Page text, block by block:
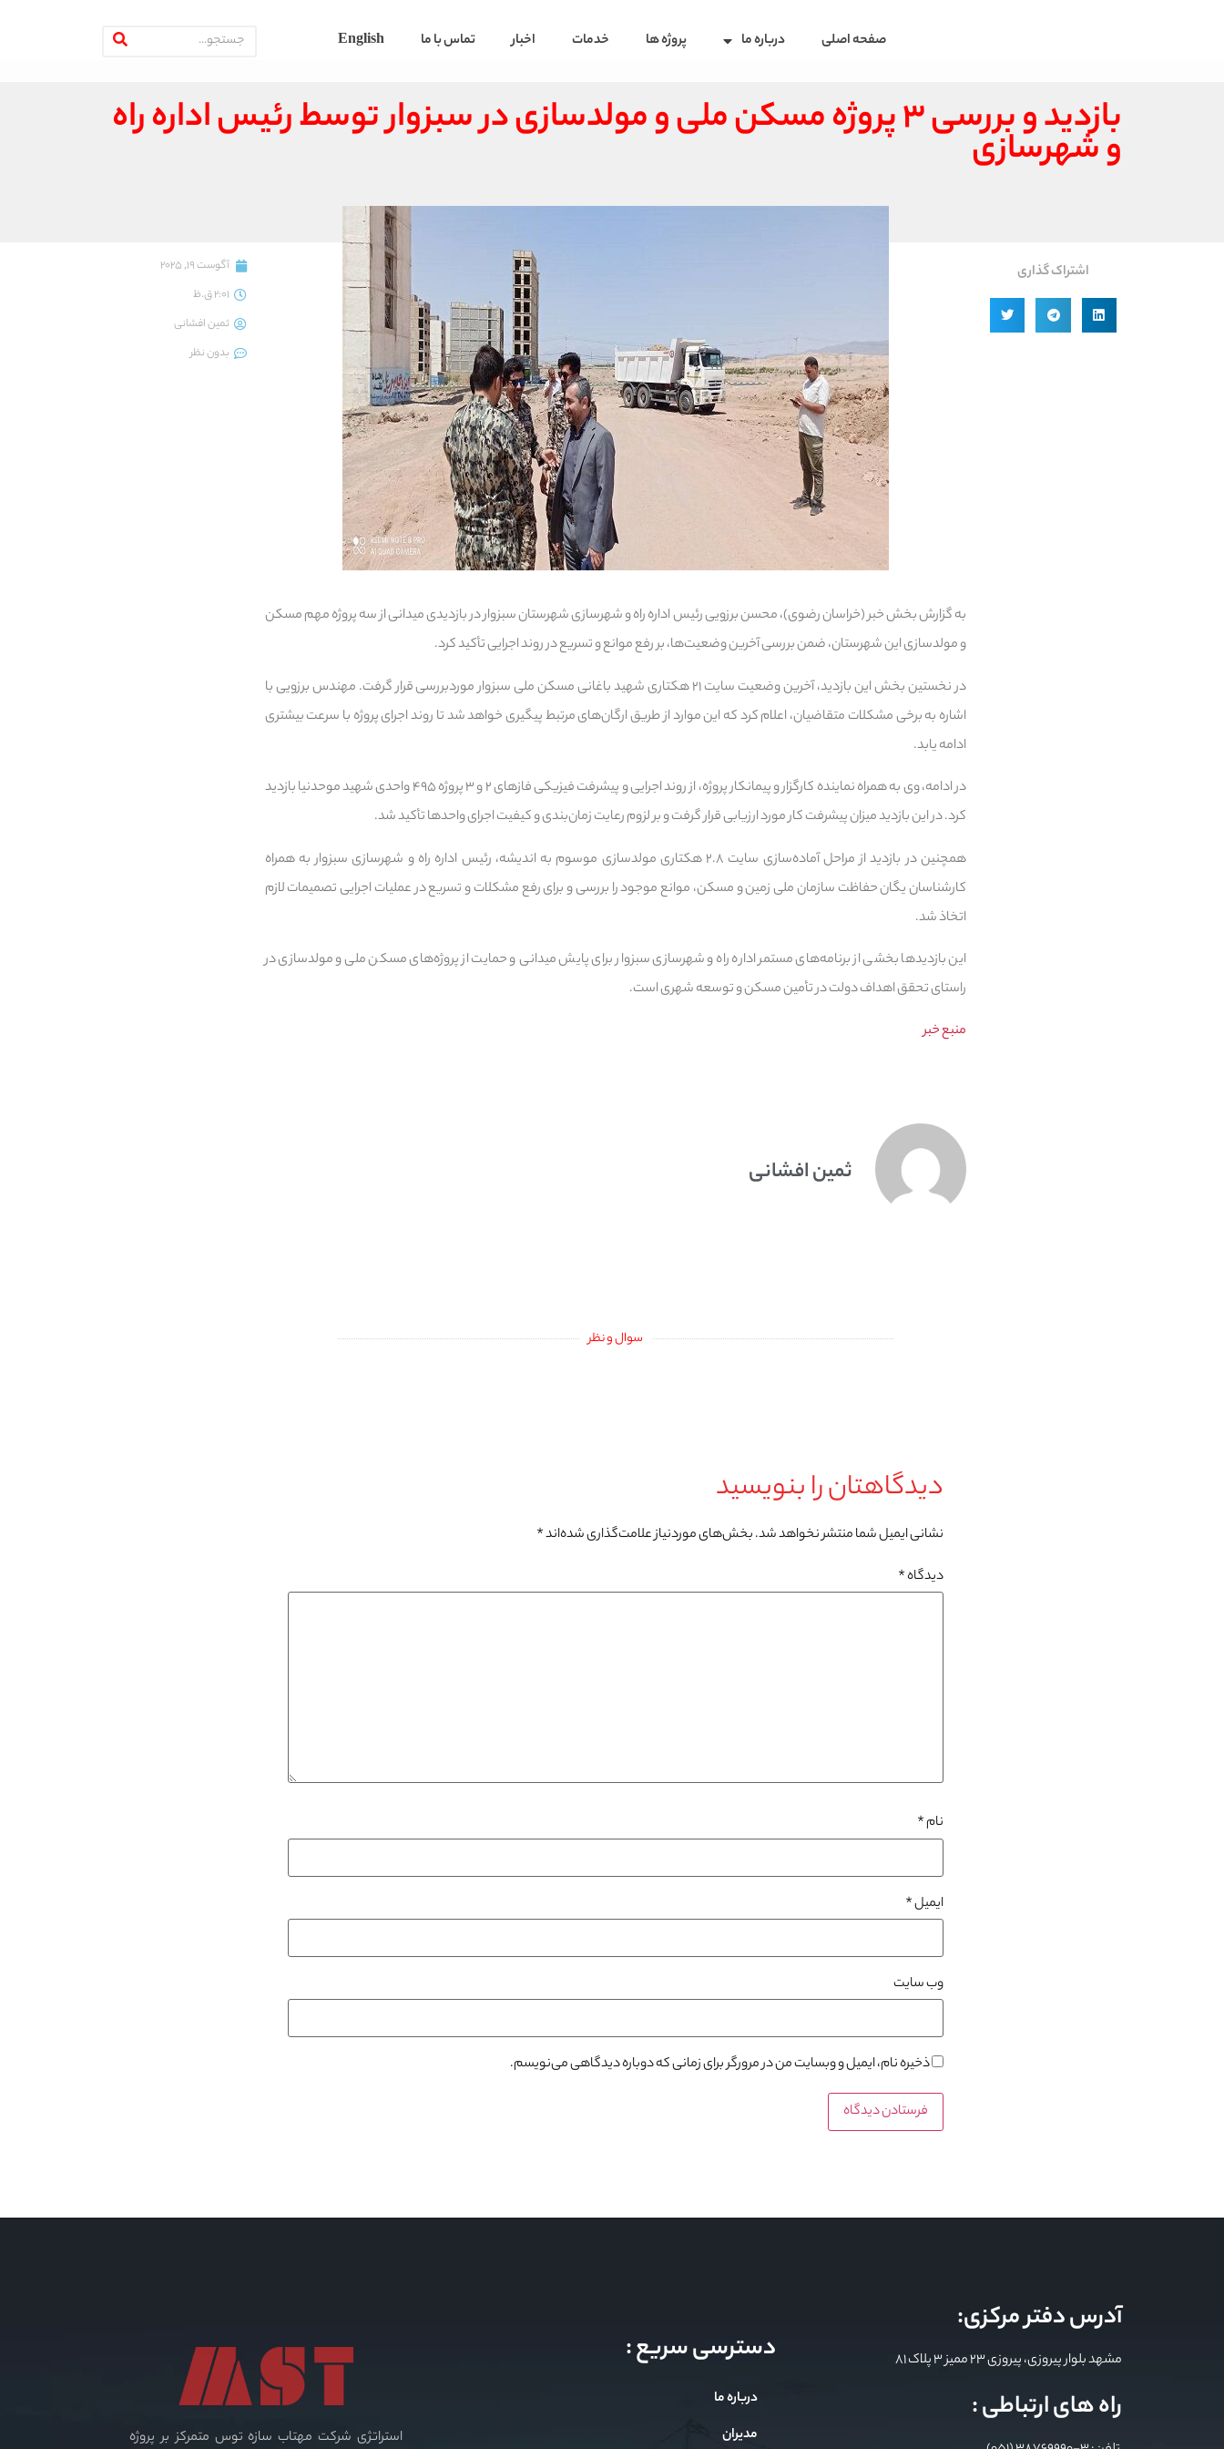
صفحه اصلی درباره ما پروژه ها خدمات اخبار تماس با ما English
بازدید و بررسی ۳ پروژه مسکن ملی و مولدسازی در سبزوار توسط رئیس اداره راه
و شهرسازی
اشتراک گذاری
به گزارش بخش خبر (خراسان رضوی)، محسن برزویی رئیس اداره راه و شهرسازی شهرستان سبزوار در بازدیدی میدانی از سه پروژه مهم مسکن
و مولدسازی این شهرستان، ضمن بررسی آخرین وضعیت‌ها، بر رفع موانع و تسریع در روند اجرایی تأکید کرد.
در نخستین بخش این بازدید، آخرین وضعیت سایت ۲۱ هکتاری شهید باغانی مسکن ملی سبزوار موردبررسی قرار گرفت. مهندس برزویی با
اشاره به برخی مشکلات متقاضیان، اعلام کرد که این موارد از طریق ارگان‌های مرتبط پیگیری خواهد شد تا روند اجرای پروژه با سرعت بیشتری
ادامه یابد.
در ادامه، وی به همراه نماینده کارگزار و پیمانکار پروژه، از روند اجرایی و پیشرفت فیزیکی فازهای ۲ و ۳ پروژه ۴۹۵ واحدی شهید موحدنیا بازدید
کرد. در این بازدید میزان پیشرفت کار مورد ارزیابی قرار گرفت و بر لزوم رعایت زمان‌بندی و کیفیت اجرای واحدها تأکید شد.
همچنین در بازدید از مراحل آماده‌سازی سایت ۲.۸ هکتاری مولدسازی موسوم به اندیشه، رئیس اداره راه و شهرسازی سبزوار به همراه
کارشناسان یگان حفاظت سازمان ملی زمین و مسکن، موانع موجود را بررسی و برای رفع مشکلات و تسریع در عملیات اجرایی تصمیمات لازم
اتخاذ شد.
این بازدیدها بخشی از برنامه‌های مستمر اداره راه و شهرسازی سبزوار برای پایش میدانی و حمایت از پروژه‌های مسکن ملی و مولدسازی در
راستای تحقق اهداف دولت در تأمین مسکن و توسعه شهری است.
منبع خبر
ثمین افشانی
سوال و نظر
دیدگاهتان را بنویسید
نشانی ایمیل شما منتشر نخواهد شد.بخش‌های موردنیاز علامت‌گذاری شده‌اند*
دیدگاه*
نام*
ایمیل*
وب‌ سایت
ذخیره نام، ایمیل و وبسایت من در مرورگر برای زمانی که دوباره دیدگاهی می‌نویسم.
آگوست 19, 2025
2:01 ق.ظ
ثمین افشانی
بدون نظر
آدرس دفتر مرکزی:
مشهد بلوار پیروزی، پیروزی 23 ممیز 3 پلاک 81
راه های ارتباطی :
دسترسی سریع :
درباره ما
مدیران
استراتژی شرکت مهتاب سازه توس متمرکز بر پروژه